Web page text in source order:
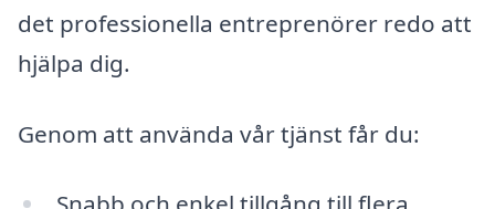
det professionella entreprenörer redo att
hjälpa dig.
Genom att använda vår tjänst får du: